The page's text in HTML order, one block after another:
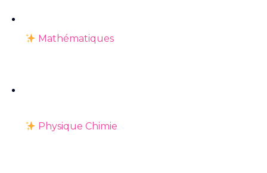
Mathématiques
Physique Chimie